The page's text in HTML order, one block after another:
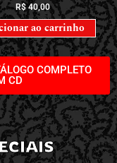
R$40,00
ao carrinho
COMPLETO
CD